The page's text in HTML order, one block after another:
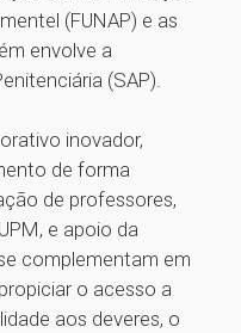
(FUNAP) e as
envolve a
(SAP).
inovador,
de forma
de professores,
e apoio da
complementam em
o acesso a
aos deveres, o